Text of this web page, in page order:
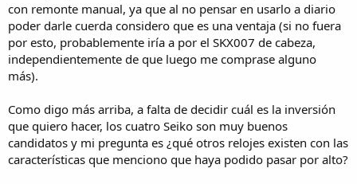
con remonte manual, ya que al no pensar en usarlo a diario
poder darle cuerda considero que es una ventaja (si no fuera
por esto, probablemente iría a por el SKX007 de cabeza,
independientemente de que luego me comprase alguno
más).
Como digo más arriba, a falta de decidir cuál es la inversión
que quiero hacer, los cuatro Seiko son muy buenos
candidatos y mi pregunta es ¿qué otros relojes existen con las
características que menciono que haya podido pasar por alto?